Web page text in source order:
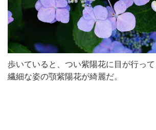
歩いていると、つい紫陽花に目が行って
繊細な姿の顎紫陽花が綺麗だ。